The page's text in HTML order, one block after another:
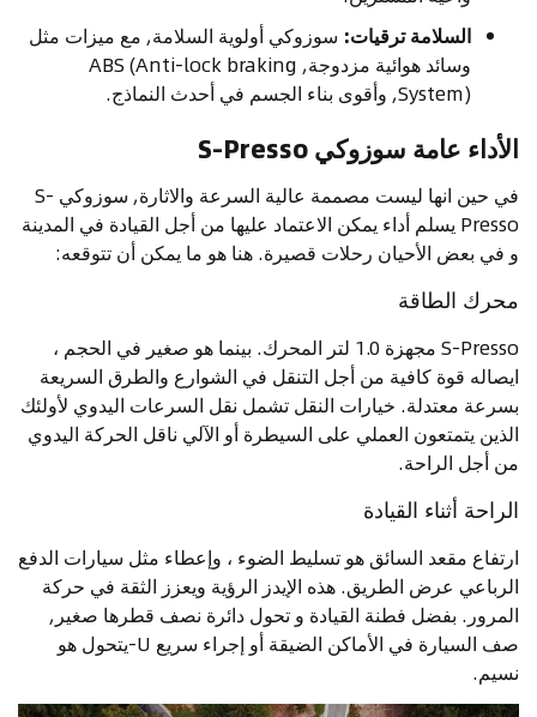
السلامة ترقيات: سوزوكي أولوية السلامة, مع ميزات مثل
وسائد هوائية مزدوجة, ABS (Anti-lock braking
System), وأقوى بناء الجسم في أحدث النماذج.
الأداء عامة سوزوكي S-Presso
في حين انها ليست مصممة عالية السرعة والاثارة, سوزوكي S-
Presso يسلم أداء يمكن الاعتماد عليها من أجل القيادة في المدينة
و في بعض الأحيان رحلات قصيرة. هنا هو ما يمكن أن تتوقعه:
محرك الطاقة
S-Presso مجهزة 1.0 لتر المحرك. بينما هو صغير في الحجم ،
ايصاله قوة كافية من أجل التنقل في الشوارع والطرق السريعة
بسرعة معتدلة. خيارات النقل تشمل نقل السرعات اليدوي لأولئك
الذين يتمتعون العملي على السيطرة أو الآلي ناقل الحركة اليدوي
من أجل الراحة.
الراحة أثناء القيادة
ارتفاع مقعد السائق هو تسليط الضوء ، وإعطاء مثل سيارات الدفع
الرباعي عرض الطريق. هذه الإيدز الرؤية ويعزز الثقة في حركة
المرور. بفضل فطنة القيادة و تحول دائرة نصف قطرها صغير,
صف السيارة في الأماكن الضيقة أو إجراء سريع U-يتحول هو
نسيم.